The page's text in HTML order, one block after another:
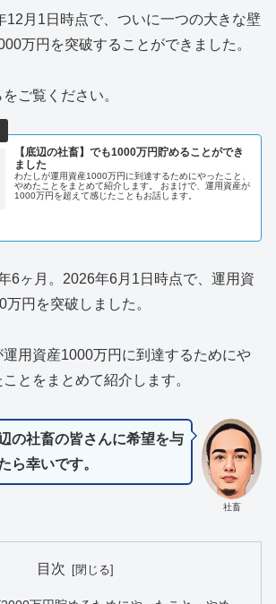
12月1日時点で、ついに一つの大きな壁
万円を突破することができました。
ご覧ください。
【底辺の社畜】でも1000万円貯めることができ
ました
わたしが運用資産1000万円に到達するためにやったこと、
やめたことをまとめて紹介します。 おまけで、運用資産が
1000万円を超えて感じたこともお話します。
6ヶ月。2026年6月1日時点で、運用資
円を突破しました。
用資産1000万円に到達するためにや
とをまとめて紹介します。
社畜
の社畜の皆さんに希望を与
ら幸いです。
目次